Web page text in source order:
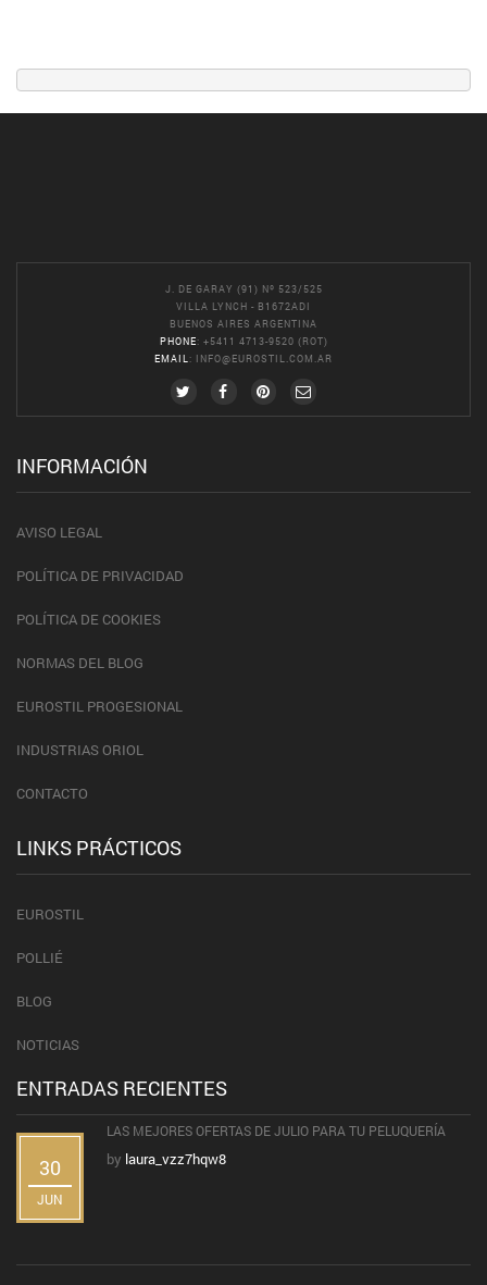
J. DE GARAY (91) Nº 523/525
VILLA LYNCH - B1672ADI
BUENOS AIRES ARGENTINA
PHONE: +5411 4713-9520 (ROT)
EMAIL : INFO@EUROSTIL.COM.AR
INFORMACIÓN
AVISO LEGAL
POLÍTICA DE PRIVACIDAD
POLÍTICA DE COOKIES
NORMAS DEL BLOG
EUROSTIL PROGESIONAL
INDUSTRIAS ORIOL
CONTACTO
LINKS PRÁCTICOS
EUROSTIL
POLLIÉ
BLOG
NOTICIAS
ENTRADAS RECIENTES
30
JUN
LAS MEJORES OFERTAS DE JULIO PARA TU PELUQUERÍA
by laura_vzz7hqw8